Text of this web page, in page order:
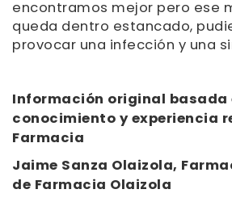
encontramos mejor pero ese
queda dentro estancado,
provocar una infección y una
Información original basada
conocimiento y experiencia
Farmacia
Jaime Sanza Olaizola,
de Farmacia Olaizola